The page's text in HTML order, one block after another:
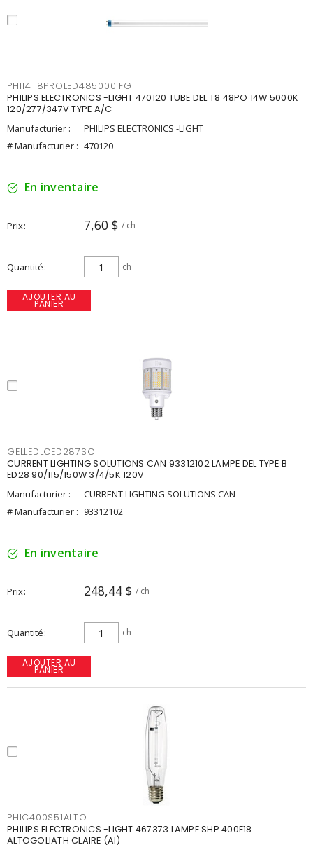
PHI14T8PROLED485000IFG
PHILIPS ELECTRONICS -LIGHT 470120 TUBE DEL T8 48PO 14W 5000K
120/277/347V TYPE A/C
Manufacturier :
PHILIPS ELECTRONICS -LIGHT
# Manufacturier : 470120
En inventaire
Prix 7,60 $ / ch
Quantité ch
AJOUTER AU
PANIER
GELLEDLCED287SC
CURRENT LIGHTING SOLUTIONS CAN 93312102 LAMPE DEL TYPE B
ED28 90/115/150W 3/4/5K 120V
Manufacturier :
CURRENT LIGHTING SOLUTIONS CAN
# Manufacturier : 93312102
En inventaire
Prix 248,44 $ / ch
Quantité ch
AJOUTER AU
PANIER
PHIC400S51ALTO
PHILIPS ELECTRONICS -LIGHT 467373 LAMPE SHP 400E18
ALTOGOLIATH CLAIRE (AI)